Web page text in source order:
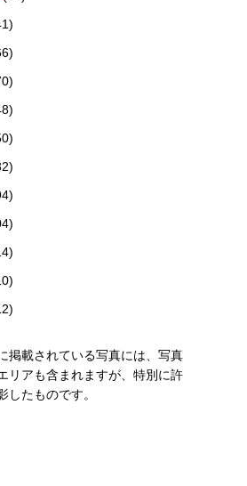
掲載されている写真には、写真
リアも含まれますが、特別に許
したものです。